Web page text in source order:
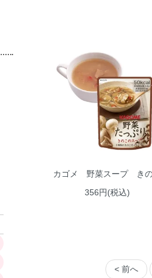
カゴメ 野菜スープ きの
356円(税込)
< 前へ